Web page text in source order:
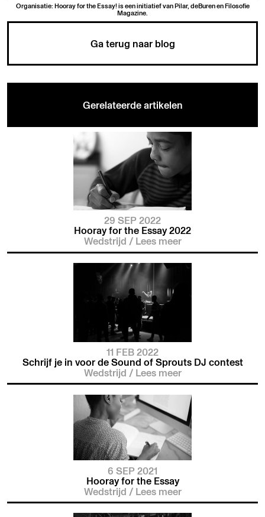
Organisatie: Hooray for the Essay! is een initiatief van Pilar, deBuren en Filosofie
Magazine.
Ga terug naar blog
Gerelateerde artikelen
29 SEP 2022
Hooray for the Essay 2022
Wedstrijd /Lees meer
11 FEB 2022
Schrijf je in voor de Sound of Sprouts DJ contest
Wedstrijd /Lees meer
6 SEP 2021
Hooray for the Essay
Wedstrijd /Lees meer